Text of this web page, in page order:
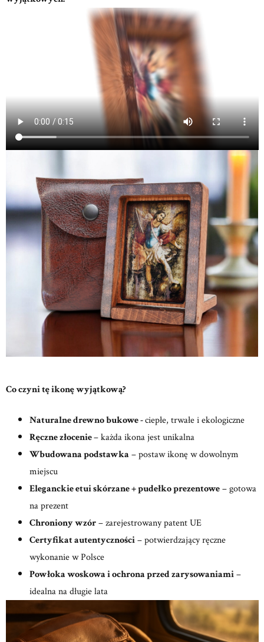
Co czyni tę ikonę wyjątkową?
Naturalne drewno bukowe -ciepłe, trwałe i ekologiczne
Ręczne złocenie– każda ikona jest unikalna
Wbudowana podstawka – postaw ikonę w dowolnym
miejscu
Eleganckie etui skórzane + pudełko prezentowe– gotowa
na prezent
Chroniony wzór– zarejestrowany patent UE
Certyfikat autentyczności– potwierdzający ręczne
wykonanie w Polsce
Powłoka woskowa i ochrona przed zarysowaniami–
idealna na długie lata